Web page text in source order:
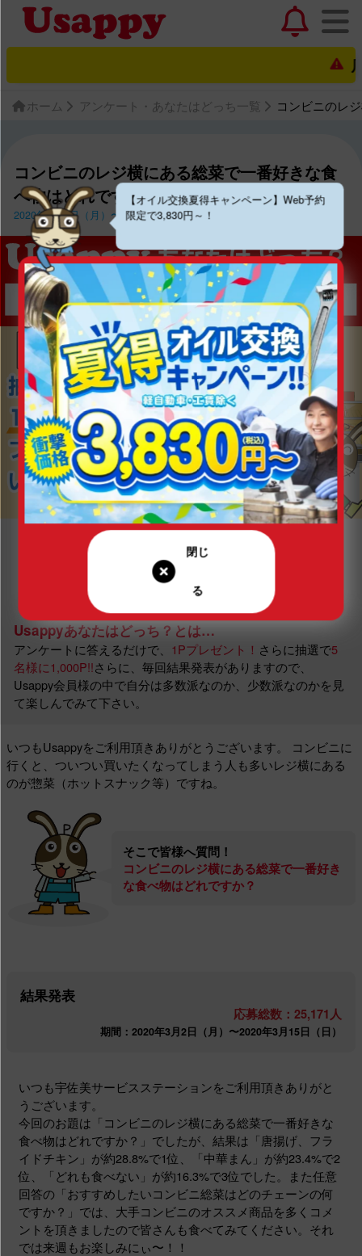
店
ホーム アンケート・あなたはどっち一覧 コンビニのレ
コンビニのレジ横にある総菜で一番好きな食
べ物はどれですか？？
2020年3月2日（月）〜2020年3月15日（日）
Usappyあなたはどっち？とは…
アンケートに答えるだけで、 1Pプレゼント！ さらに抽選で5
名様に1,000P!!さらに、毎回結果発表がありますので、
Usappy会員様の中で自分は多数派なのか、少数派なのかを見
て楽しんでみて下さい。
いつもUsappyをご利用頂きありがとうございます。
コンビニに
行くと、ついつい買いたくなってしまう人も多いレジ横にある
のが惣菜（ホットスナック等）ですね。
そこで皆様へ質問！
コンビニのレジ横にある総菜で一番好き
な食べ物はどれですか？
結果発表
応募総数：25,171人
期間：2020年3月2日（月）〜2020年3月15日（日）
いつも宇佐美サービスステーションをご利用頂きありがと
うございます。
今回のお題は「コンビニのレジ横にある総菜で一番好きな
食べ物はどれですか？」でしたが、結果は「唐揚げ、フラ
イドチキン」が約28.8%で1位、「中華まん」が約23.4%で2
位、「どれも食べない」が約16.3%で3位でした。また任意
回答の「おすすめしたいコンビニ総菜はどのチェーンの何
ですか？」では、大手コンビニのオススメ商品を多くコメ
ントを頂きましたので皆さんも食べてみてください。それ
では来週もお楽しみにぃ〜！！
【オイル交換夏得キャンペーン】Web予約
限定で3,830円～！